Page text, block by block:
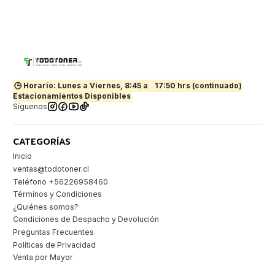
🕒 Horario: Lunes a Viernes, 8:45 a
17:50 hrs (continuado)
Estacionamientos Disponibles
Síguenos
CATEGORÍAS
Inicio
ventas@todotoner.cl
Teléfono +56226958460
Términos y Condiciones
¿Quiénes somos?
Condiciones de Despacho y Devolución
Preguntas Frecuentes
Políticas de Privacidad
Venta por Mayor